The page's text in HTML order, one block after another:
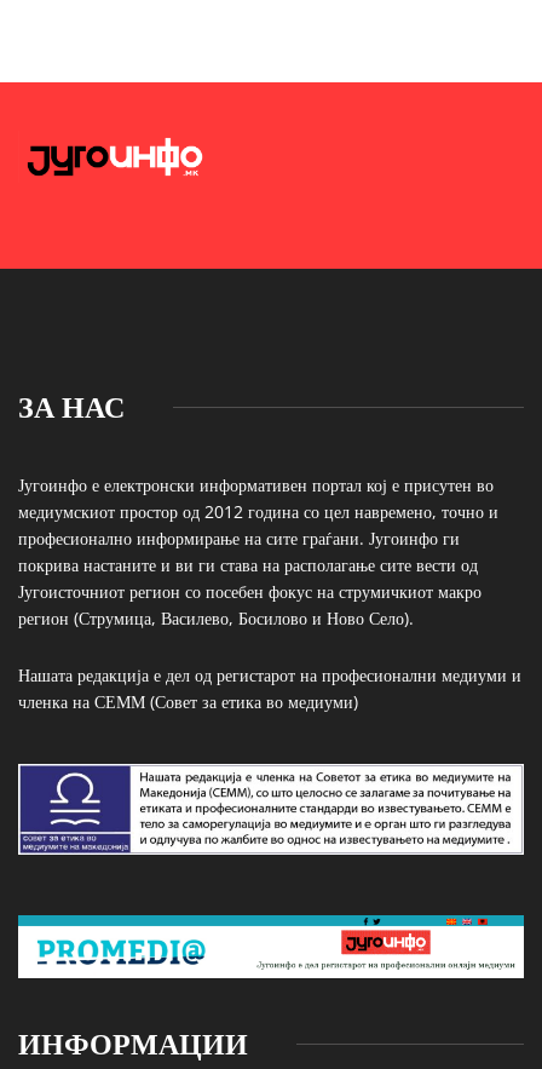
ЗА НАС
Југоинфо е електронски информативен портал кој е присутен во
медиумскиот простор од 2012 година со цел навремено, точно и
професионално информирање на сите граѓани. Југоинфо ги
покрива настаните и ви ги става на располагање сите вести од
Југоисточниот регион со посебен фокус на струмичкиот макро
регион (Струмица, Василево, Босилово и Ново Село).
Нашата редакција е дел од регистарот на професионални медиуми и
членка на СЕММ (Совет за етика во медиуми)
ИНФОРМАЦИИ